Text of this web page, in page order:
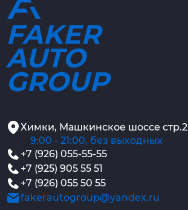
FAKER
AUTO
GROUP
Химки, Машкинское шоссе стр.2
9:00 - 21:00, без выходных
+7 (926) 055-55-55
+7 (925) 905 55 51
+7 (926) 055 50 55
fakerautogroup@yandex.ru